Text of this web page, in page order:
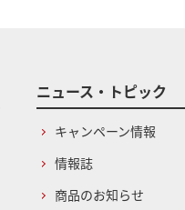
ニュース・トピック
キャンペーン情報
情報誌
商品のお知らせ